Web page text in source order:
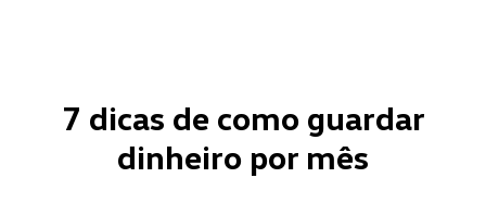
7 dicas de como guardar
dinheiro por mês